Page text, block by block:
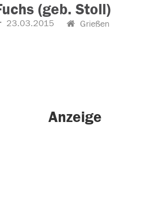
(geb. Stoll)
23.03.2015 Grießen
Anzeige